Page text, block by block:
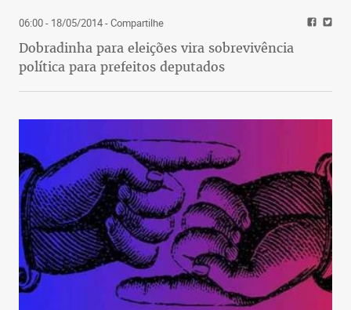
06:00 - 18/05/2014- Compartilhe
Dobradinha para eleições vira sobrevivência
política para prefeitos deputados